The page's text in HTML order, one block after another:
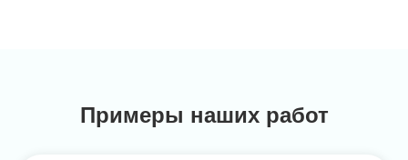
Примеры наших работ